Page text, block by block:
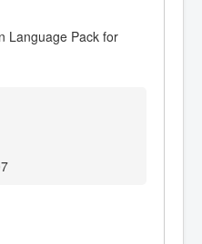
Language Pack for